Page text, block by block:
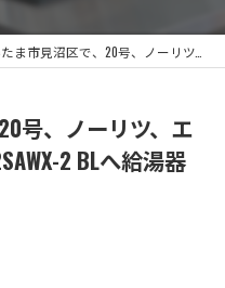
区で、20号、ノーリツ、エコジョーズ、GT-C2062SAWX-2 BLへ給湯器交換工事をしました。
号、ノーリツ、エ
2 BLへ給湯器